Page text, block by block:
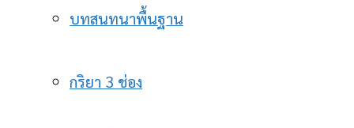
บทสนทนาพื้นฐาน
กริยา 3 ช่อง